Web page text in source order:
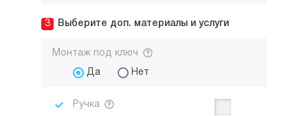
3 Выберите доп. материалы и услуги
Монтаж под ключ
Да Нет
Ручка